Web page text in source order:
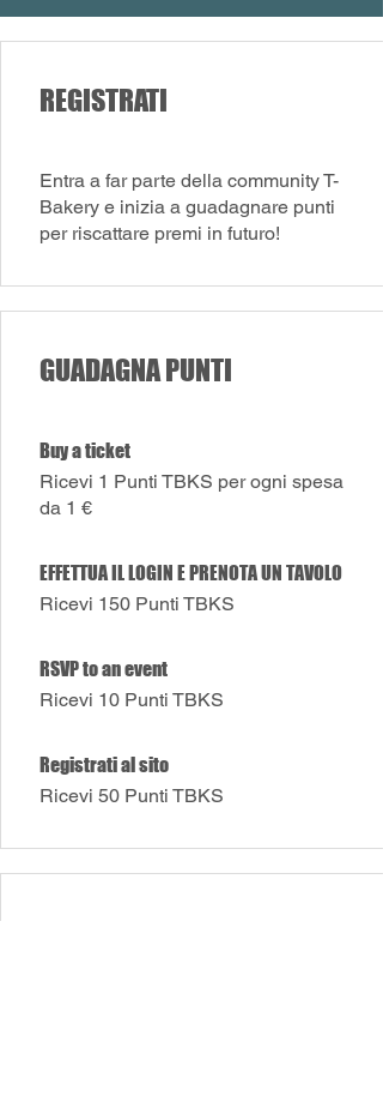
REGISTRATI
Entra a far parte della community T-
Bakery e inizia a guadagnare punti
per riscattare premi in futuro!
GUADAGNA PUNTI
Buy a ticket
Ricevi 1 Punti TBKS per ogni spesa
da 1 €
EFFETTUA IL LOGIN E PRENOTA UN TAVOLO
Ricevi 150 Punti TBKS
RSVP to an event
Ricevi 10 Punti TBKS
Registrati al sito
Ricevi 50 Punti TBKS